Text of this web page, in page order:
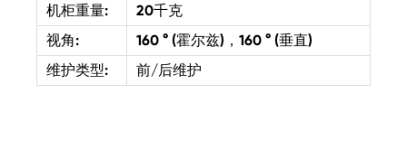
机柜重量:
20千克
视角:
160 ° (霍尔兹)，160 ° (垂直)
维护类型:
前/后维护